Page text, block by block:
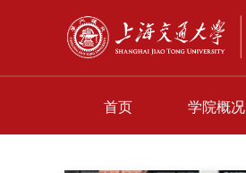
首页 学院概况